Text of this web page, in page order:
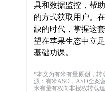
具和数据监控，帮
的方式获取用户。
缺的时代，掌握这
望在苹果生态中立
基础功课。
*本文为有米有量原创，转
源：有米ASO，ASO全案
米有量有权向非授权转载追